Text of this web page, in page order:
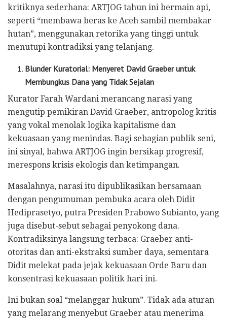
kritiknya sederhana: ARTJOG tahun ini bermain api,
seperti “membawa beras ke Aceh sambil membakar
hutan”, menggunakan retorika yang tinggi untuk
menutupi kontradiksi yang telanjang.
Blunder Kuratorial: Menyeret David Graeber untuk
Membungkus Dana yang Tidak Sejalan
Kurator Farah Wardani merancang narasi yang
mengutip pemikiran David Graeber, antropolog kritis
yang vokal menolak logika kapitalisme dan
kekuasaan yang menindas. Bagi sebagian publik seni,
ini sinyal, bahwa ARTJOG ingin bersikap progresif,
merespons krisis ekologis dan ketimpangan.
Masalahnya, narasi itu dipublikasikan bersamaan
dengan pengumuman pembuka acara oleh Didit
Hediprasetyo, putra Presiden Prabowo Subianto, yang
juga disebut-sebut sebagai penyokong dana.
Kontradiksinya langsung terbaca: Graeber anti-
otoritas dan anti-ekstraksi sumber daya, sementara
Didit melekat pada jejak kekuasaan Orde Baru dan
konsentrasi kekuasaan politik hari ini.
Ini bukan soal “melanggar hukum”. Tidak ada aturan
yang melarang menyebut Graeber atau menerima